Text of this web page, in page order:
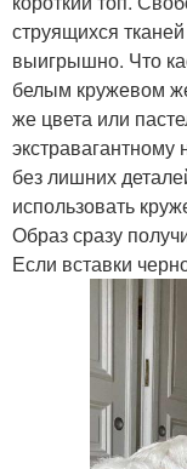
струящихся
выигрышно. Что
белым кружевом
же цвета или
без лишних
использовать
Образ сразу
Если вставки